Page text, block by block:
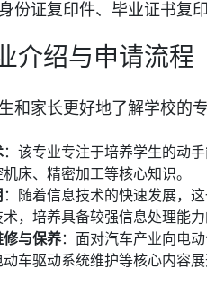
份证复印件、毕业证书复
介绍与申请流程
和家长更好地了解学校的
：该专业专注于培养学生的动
床、精密加工等核心知识。
：随着信息技术的快速发展，
，培养具备较强信息处理能力
与保养：面对汽车产业向电
车驱动系统维护等核心内容展